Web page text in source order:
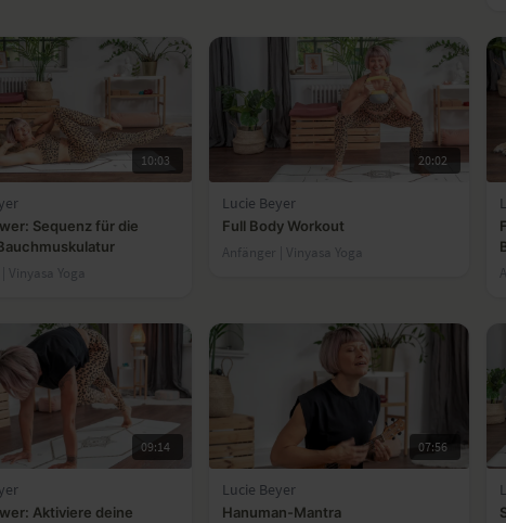
10:03
Sequenz für die
Vinyasa Yoga
20:02
Lucie Beyer
Full Body Workout
Anfänger | Vinyasa Yoga
09:14
Aktiviere deine
07:56
Lucie Beyer
Hanuman-Mantra